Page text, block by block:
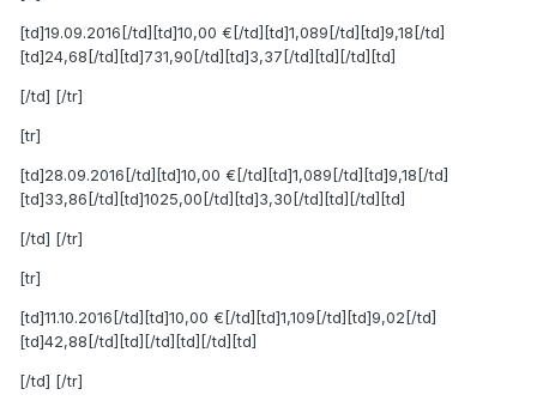
[td]19.09.2016[/td][td]10,00 €[/td][td]1,089[/td][td]9,18[/td]
[td]24,68[/td][td]731,90[/td][td]3,37[/td][td][/td][td]
[/td] [/tr]
[tr]
[td]28.09.2016[/td][td]10,00 €[/td][td]1,089[/td][td]9,18[/td]
[td]33,86[/td][td]1025,00[/td][td]3,30[/td][td][/td][td]
[/td] [/tr]
[tr]
[td]11.10.2016[/td][td]10,00 €[/td][td]1,109[/td][td]9,02[/td]
[td]42,88[/td][td][/td][td][/td][td]
[/td] [/tr]